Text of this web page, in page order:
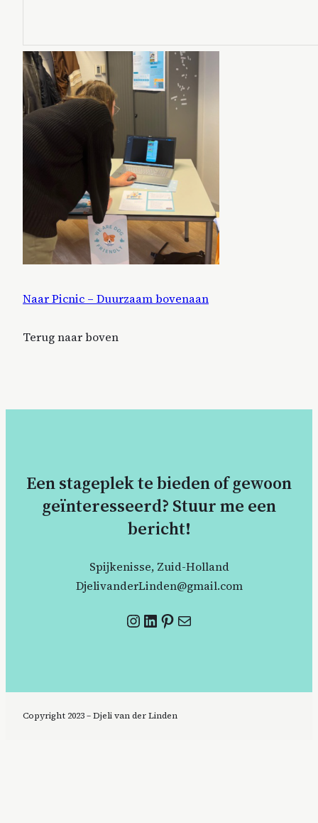
Naar Picnic – Duurzaam bovenaan
Terug naar boven
Een stageplek te bieden of gewoon
geïnteresseerd? Stuur me een
bericht!
Spijkenisse, Zuid-Holland
DjelivanderLinden@gmail.com
InstagramLinkedIn Pinterest Mail
Copyright 2023 – Djeli van der Linden